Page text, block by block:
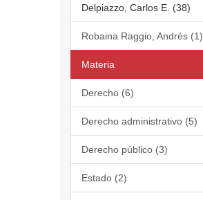
Delpiazzo, Carlos E. (38)
Robaina Raggio, Andrés (1)
Materia
Derecho (6)
Derecho administrativo (5)
Derecho público (3)
Estado (2)